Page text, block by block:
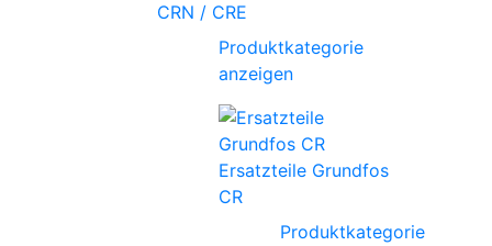
CRN / CRE
Produktkategorie
anzeigen
Ersatzteile Grundfos
CR
Produktkategorie